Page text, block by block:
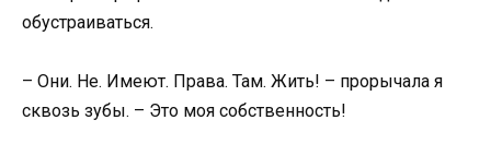
обустраиваться.
– Они. Не. Имеют. Права. Там. Жить! – прорычала я
сквозь зубы. – Это моя собственность!